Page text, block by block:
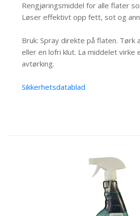
Rengjøringsmiddel for alle flater
Løser effektivt opp fett, sot og
Bruk: Spray direkte på flaten. Tørk
eller en lofri klut. La middelet virke
avtørking.
Sikkerhetsdatablad